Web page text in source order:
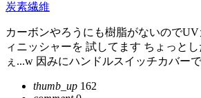
炭素繊維
カーボンやろうにも樹脂がないので
ィニッシャーを 試してます ちょっと
ぇ...w 因みにハンドルスイッチカバー
thumb_up 162